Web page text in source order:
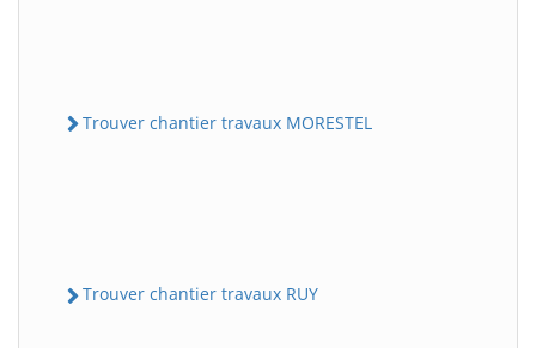
Trouver chantier travaux MORESTEL
Trouver chantier travaux RUY